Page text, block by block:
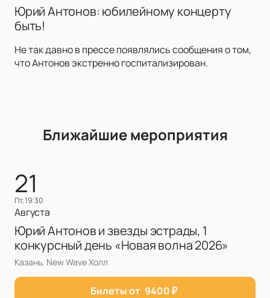
Юрий Антонов: юбилейному концерту
быть!
Не так давно в прессе появлялись сообщения о том,
что Антонов экстренно госпитализирован.
Ближайшие мероприятия
21
пт, 19:30
Августа
Юрий Антонов и звезды эстрады, 1
конкурсный день «Новая волна 2026»
Казань, New Wave Холл
Билеты от 9400₽